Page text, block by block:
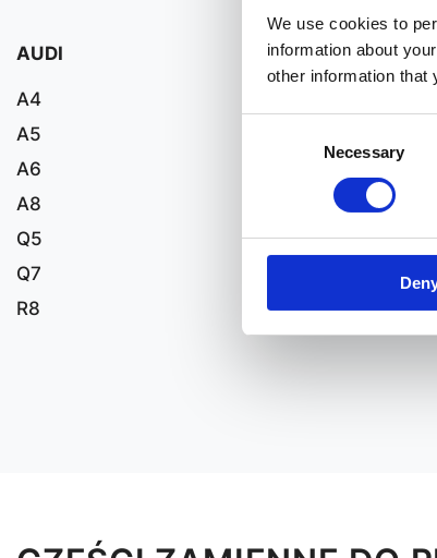
We use cookies to
information about
other information that
Necessary
AUDI
A4
A5
A6
A8
Q5
Q7
R8